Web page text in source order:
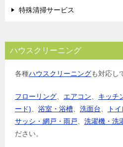
特殊清掃サービス
ハウスクリーニング
各種ハウスクリーニングも対応し
フローリング エアコン キッチ
ード)
浴室・浴槽 洗面台 ト
サッシ・網戸・雨戸
洗濯機・洗
ださい。